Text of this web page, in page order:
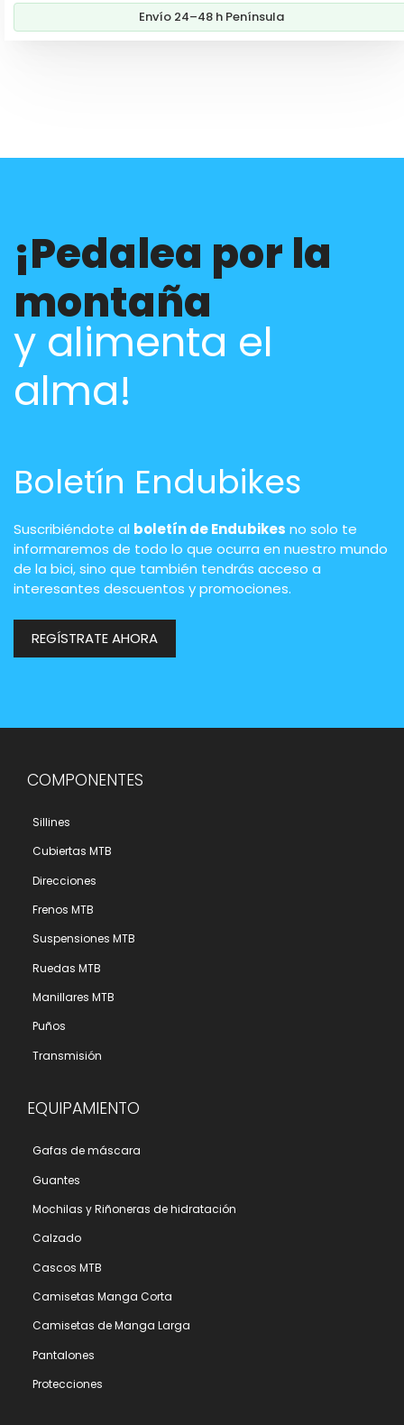
Envío 24–48 h Península
¡Pedalea por la
montaña
y alimenta el
alma!
Boletín Endubikes
Suscribiéndote al boletín de Endubikes no solo te
informaremos de todo lo que ocurra en nuestro mundo
de la bici, sino que también tendrás acceso a
interesantes descuentos y promociones.
REGÍSTRATE AHORA
COMPONENTES
Sillines
Cubiertas MTB
Direcciones
Frenos MTB
Suspensiones MTB
Ruedas MTB
Manillares MTB
Puños
Transmisión
EQUIPAMIENTO
Gafas de máscara
Guantes
Mochilas y Riñoneras de hidratación
Calzado
Cascos MTB
Camisetas Manga Corta
Camisetas de Manga Larga
Pantalones
Protecciones